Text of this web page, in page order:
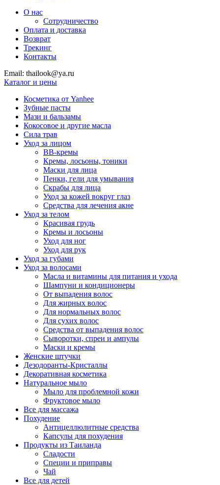
О нас
Сотрудничество
Оплата и доставка
Возврат
Трекинг
Контакты
Email: thailook@ya.ru
Каталог и цены
Косметика от Yanhee
Зубные пасты
Мази и бальзамы
Кокосовое и другие масла
Сила трав
Уход за лицом
BB-кремы
Кремы, лосьоны, тоники
Маски для лица
Пенки, гели для умывания
Скрабы для лица
Уход за кожей вокруг глаз
Средства для лечения акне
Уход за телом
Красивая грудь
Кремы и лосьоны
Уход для ног
Уход для рук
Уход за губами
Уход за волосами
Масла и витамины для питания и ухода
Шампуни и кондиционеры
От выпадения волос
Для жирных волос
Для нормальных волос
Для сухих волос
Средства от выпадения волос
Сыворотки, спреи и ампулы
Маски и кремы
Женские штучки
Дезодоранты-Кристаллы
Декоративная косметика
Натуральное мыло
Мыло для проблемной кожи
Фруктовое мыло
Все для массажа
Похудение
Антицеллюлитные средства
Капсулы для похудения
Продукты из Таиланда
Сладости
Специи и приправы
Чай
Все для детей